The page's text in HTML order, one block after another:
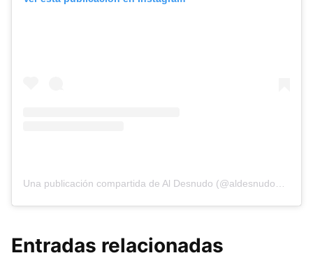
Una publicación compartida de Al Desnudo (@aldesnudonoticias)
Entradas relacionadas